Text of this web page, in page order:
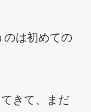
のは初めての
きて、まだ